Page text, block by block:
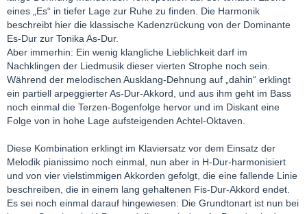
eines „Es“ in tiefer Lage zur Ruhe zu finden. Die Harmonik
beschreibt hier die klassische Kadenzrückung von der Dominante
Es-Dur zur Tonika As-Dur.
Aber immerhin: Ein wenig klangliche Lieblichkeit darf im
Nachklingen der Liedmusik dieser vierten Strophe noch sein.
Während der melodischen Ausklang-Dehnung auf „dahin“ erklingt
ein partiell arpeggierter As-Dur-Akkord, und aus ihm geht im Bass
noch einmal die Terzen-Bogenfolge hervor und im Diskant eine
Folge von in hohe Lage aufsteigenden Achtel-Oktaven.
Diese Kombination erklingt im Klaviersatz vor dem Einsatz der
Melodik pianissimo noch einmal, nun aber in H-Dur-harmonisiert
und von vier vielstimmigen Akkorden gefolgt, die eine fallende Linie
beschreiben, die in einem lang gehaltenen Fis-Dur-Akkord endet.
Es sei noch einmal darauf hingewiesen: Die Grundtonart ist nun bei